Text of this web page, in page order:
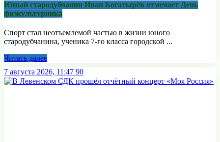
Юный стародубчанин Иван Богатырёв отмечает День
физкультурника
Спорт стал неотъемлемой частью в жизни юного
стародубчанина, ученика 7-го класса городской ...
Читать далее
7 августа 2026, 11:47 90